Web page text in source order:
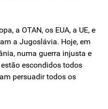
a OTAN, os EUA, a UE, e
a Jugoslávia. Hoje, em
numa guerra injusta e
escondidos todos
persuadir todos os